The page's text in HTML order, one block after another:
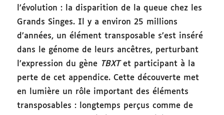
l’évolution : la disparition de la queue chez les
Grands Singes. Il y a environ 25 millions
d’années, un élément transposable s’est inséré
dans le génome de leurs ancêtres, perturbant
l’expression du gène TBXTet participant à la
perte de cet appendice. Cette découverte met
en lumière un rôle important des éléments
transposables : longtemps perçus comme de